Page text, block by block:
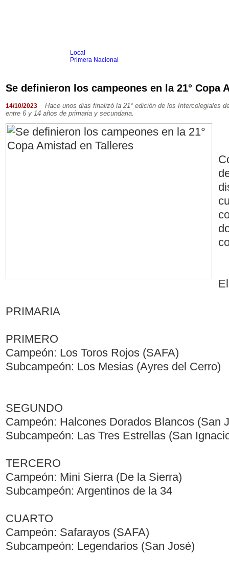
Local
Primera Nacional
Agrario
Boxeo
Ciclismo
Gim. Artística
Golf
Natación
Se definieron los campeones en la 21° Copa
14/10/2023
Hace unos dias finalizó la 21° edición de los Intercolegiales
entre 6 y 14 años de primaria y secundaria.
PRIMARIA
PRIMERO
Campeón: Los Toros Rojos (SAFA)
Subcampeón: Los Mesias (Ayres del Cerro)
SEGUNDO
Campeón: Halcones Dorados Blancos (San
Subcampeón: Las Tres Estrellas (San
TERCERO
Campeón: Mini Sierra (De la Sierra)
Subcampeón: Argentinos de la 34
CUARTO
Campeón: Safarayos (SAFA)
Subcampeón: Legendarios (San José)